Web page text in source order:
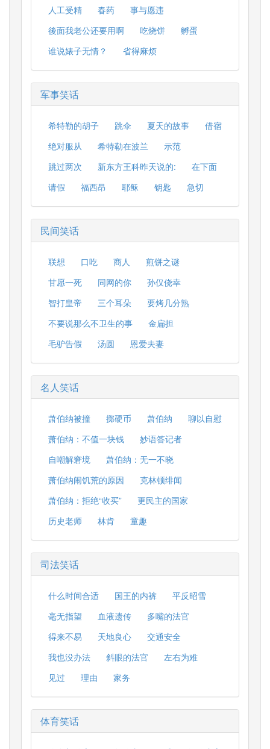
人工受精
春药
事与愿违
後面我老公还要用啊
吃烧饼
孵蛋
谁说婊子无情？
省得麻烦
军事笑话
希特勒的胡子 跳伞 夏天的故事
借宿
绝对服从
希特勒在波兰
示范
跳过两次
新东方王科昨天说的:
在下面
请假
福西昂 耶稣 钥匙 急切
民间笑话
联想 口吃 商人
煎饼之谜
甘愿一死
同网的你
孙仅侥幸
智打皇帝
三个耳朵
要烤几分熟
不要说那么不卫生的事
金扁担
毛驴告假
汤圆 恩爱夫妻
名人笑话
萧伯纳被撞 掷硬币 萧伯纳
聊以自慰
萧伯纳：不值一块钱
妙语答记者
自嘲解窘境
萧伯纳：无一不晓
萧伯纳闹饥荒的原因
克林顿绯闻
萧伯纳：拒绝“收买”
更民主的国家
历史老师
林肯 童趣
司法笑话
什么时间合适 国王的内裤
平反昭雪
毫无指望
血液遗传
多嘴的法官
得来不易
天地良心
交通安全
我也没办法
斜眼的法官
左右为难
见过
理由 家务
体育笑话